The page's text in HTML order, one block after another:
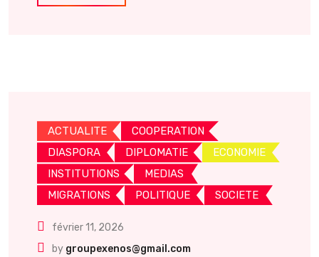
ACTUALITE
COOPERATION
DIASPORA
DIPLOMATIE
ECONOMIE
INSTITUTIONS
MEDIAS
MIGRATIONS
POLITIQUE SOCIETE
février 11, 2026
by groupexenos@gmail.com